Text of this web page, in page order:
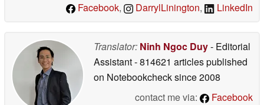
Facebook, DarrylLinington, LinkedIn
Translator: Ninh Ngoc Duy- Editorial
Assistant- 814621 articles published
on Notebookchecksince 2008
contact me via:
Facebook